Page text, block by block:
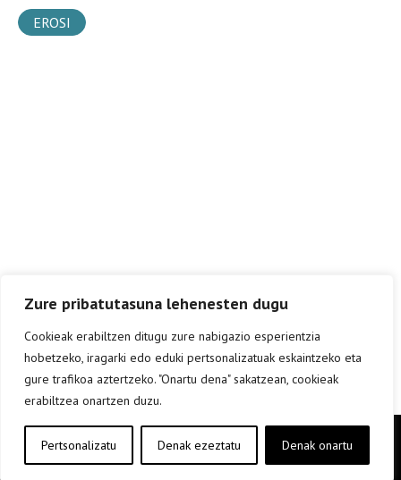
Zure pribatutasuna lehenesten dugu
Cookieak erabiltzen ditugu zure nabigazio esperientzia
hobetzeko, iragarki edo eduki pertsonalizatuak eskaintzeko eta
gure trafikoa aztertzeko. "Onartu dena" sakatzean, cookieak
erabiltzea onartzen duzu.
Pertsonalizatu Denak ezeztatu Denak onartu
EROSI
Copyright © elkar Argitaletxeak 2019
Lege oharra
Cookie politika